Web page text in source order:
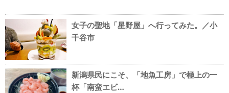
女子の聖地「星野屋」へ行ってみた。／小
千谷市
新潟県民にこそ、「地魚工房」で極上の一
杯「南蛮エビ…